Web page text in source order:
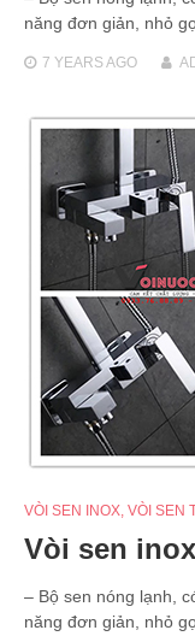
năng đơn giản, nhỏ
7 YEARSAGO
VÒI SEN INOX, VÒI SEN
Vòi sen
– Bộ sen nóng lạnh,
năng đơn giản, nhỏ